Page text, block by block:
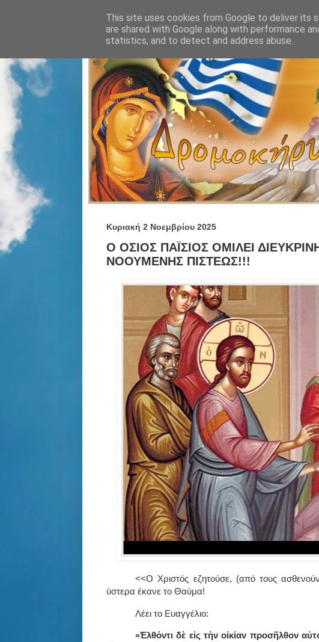
Κυριακή 2 Νοεμβρίου 2025
Ο ΟΣΙΟΣ ΠΑΪΣΙΟΣ ΟΜΙΛΕΙ
ΝΟΟΥΜΕΝΗΣ ΠΙΣΤΕΩΣ!!!
<<Ο Χριστός εζητούσε, (από τους
ύστερα έκανε το Θαύμα!
Λέει το Ευαγγέλιο:
«Ἐλθόντι δὲ εἰς τὴν οἰκίαν προσῆλθον
This site uses cookies from Google to deliver its
are shared with Google along with performance
statistics, and to detect and address abuse.